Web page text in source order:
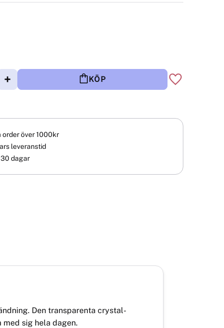
+ KÖP
Lägg till i
order över 1000kr
leveranstid
dagar
Den transparenta crystal-
sig hela dagen.